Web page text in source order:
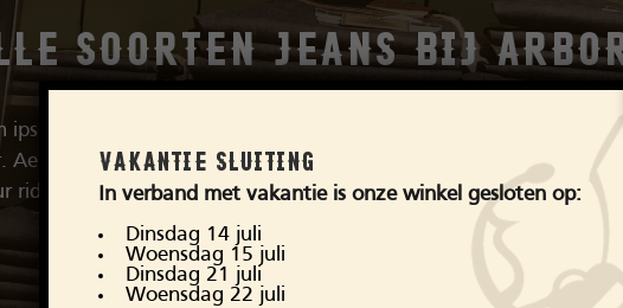
soorten Jeans bij
ipsum dolor sit amet, consectetuer adipiscing elit. Aenean
Aenean massa. Cum sociis natoque penatibus et magnis dis
ridiculus mus. Donec quam felis, ultricies nec, pellentesque eu,
Nulla consequat massa quis enim.
VAKANTIE SLUITING
In verband met vakantie is onze winkel gesloten op:
Dinsdag 14 juli
Woensdag 15 juli
Dinsdag 21 juli
Woensdag 22 juli